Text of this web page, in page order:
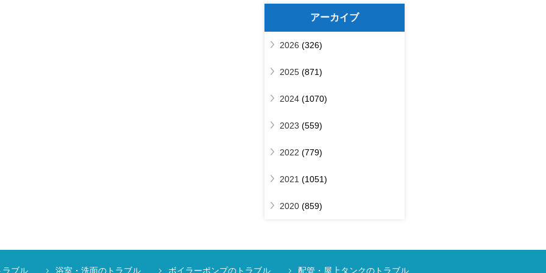
アーカイブ
2026 (326)
2025(871)
2024(1070)
2023 (559)
2022 (779)
2021 (1051)
2020(859)
ラブル 浴室・洗面のトラブル ボイラーポンプのトラブル 配管・屋上タンクのトラブル